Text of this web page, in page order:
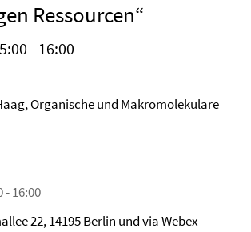
Ressourcen“
- 16:00
Organische und Makromolekulare
- 16:00
22, 14195 Berlin und via Webex